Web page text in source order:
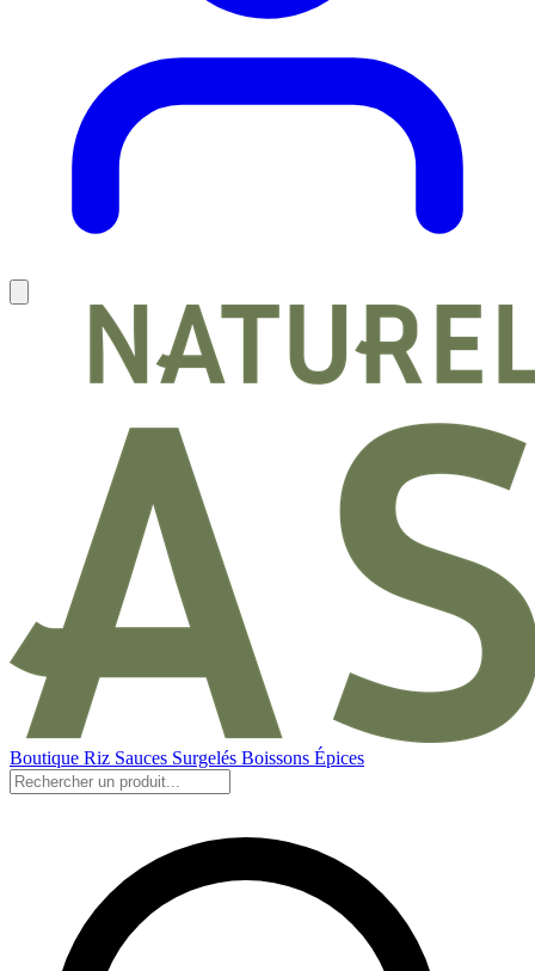
Boutique Riz Sauces Surgelés Boissons Épices